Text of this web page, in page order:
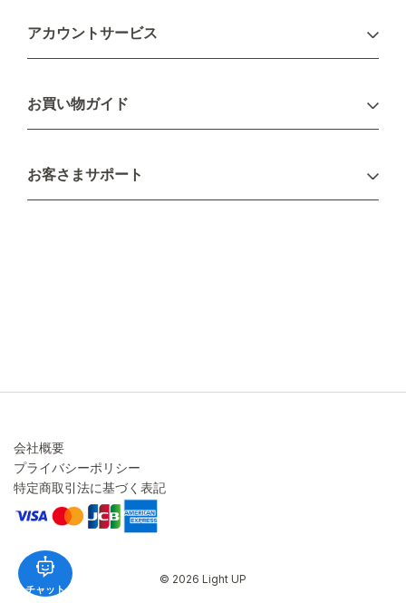
チャット
アカウントサービス
新規会員登録
お買い物ガイド
配送について
不良品・返品について
お客さまサポート
会社概要
プライバシーポリシー
特定商取引法に基づく表記
© 2026 Light UP